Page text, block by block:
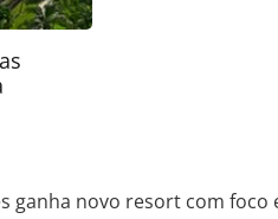
ganha novo resort com